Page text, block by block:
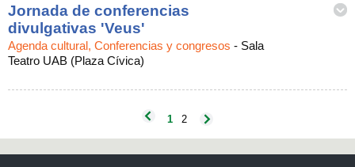
Jornada de conferencias
divulgativas 'Veus'
Agenda cultural, Conferencias y congresos - Sala
Teatro UAB (Plaza Cívica)
1 2